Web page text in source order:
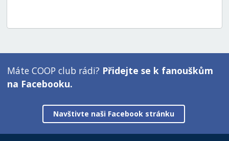
Máte COOP club rádi? Přidejte se k fanouškům
na Facebooku.
Navštivte naši Facebook stránku